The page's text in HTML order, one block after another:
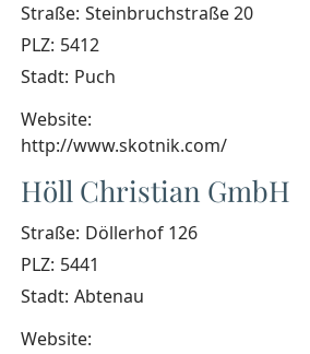
Straße: Steinbruchstraße 20
PLZ: 5412
Stadt: Puch
Website:
http://www.skotnik.com/
Höll Christian GmbH
Straße: Döllerhof 126
PLZ: 5441
Stadt: Abtenau
Website: